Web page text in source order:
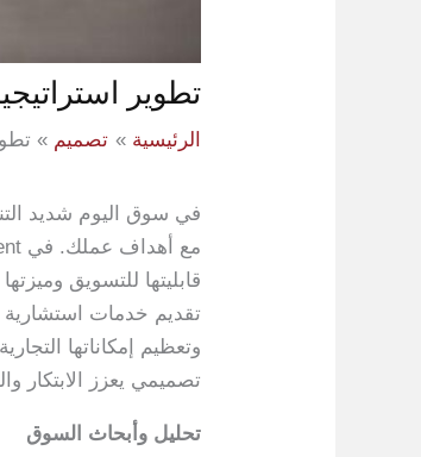
تطوير
الرئيسية تصميم
في سوق اليوم شديد
قابليتها للتسويق
تقديم خدمات استشارية
تصميمي يعزز الابتكار
تحليل وأبحاث السوق